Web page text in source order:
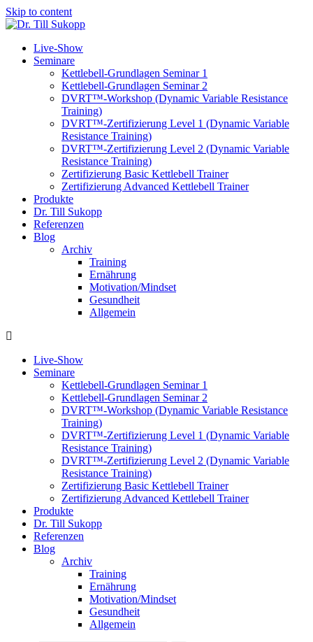
Skip to content
Live-Show
Seminare
Kettlebell-Grundlagen Seminar 1
Kettlebell-Grundlagen Seminar 2
DVRT™-Workshop (Dynamic Variable Resistance
Training)
DVRT™-Zertifizierung Level 1 (Dynamic Variable
Resistance Training)
DVRT™-Zertifizierung Level 2 (Dynamic Variable
Resistance Training)
Zertifizierung Basic Kettlebell Trainer
Zertifizierung Advanced Kettlebell Trainer
Produkte
Dr. Till Sukopp
Referenzen
Blog
Archiv
Training
Ernährung
Motivation/Mindset
Gesundheit
Allgemein
Live-Show
Seminare
Kettlebell-Grundlagen Seminar 1
Kettlebell-Grundlagen Seminar 2
DVRT™-Workshop (Dynamic Variable Resistance
Training)
DVRT™-Zertifizierung Level 1 (Dynamic Variable
Resistance Training)
DVRT™-Zertifizierung Level 2 (Dynamic Variable
Resistance Training)
Zertifizierung Basic Kettlebell Trainer
Zertifizierung Advanced Kettlebell Trainer
Produkte
Dr. Till Sukopp
Referenzen
Blog
Archiv
Training
Ernährung
Motivation/Mindset
Gesundheit
Allgemein